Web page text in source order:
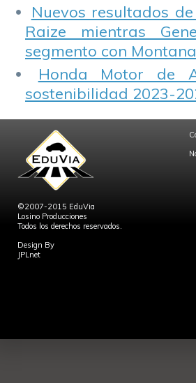
Nuevos resultados
Raize mientras
segmento con
Honda Motor de
sostenibilidad 2023-
©2007-2015 EduVia
Losino Producciones
Todos los derechos reservados.
Design By
JPLnet